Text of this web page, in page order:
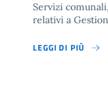
Servizi
relativi a
LEGGI DI PIÙ